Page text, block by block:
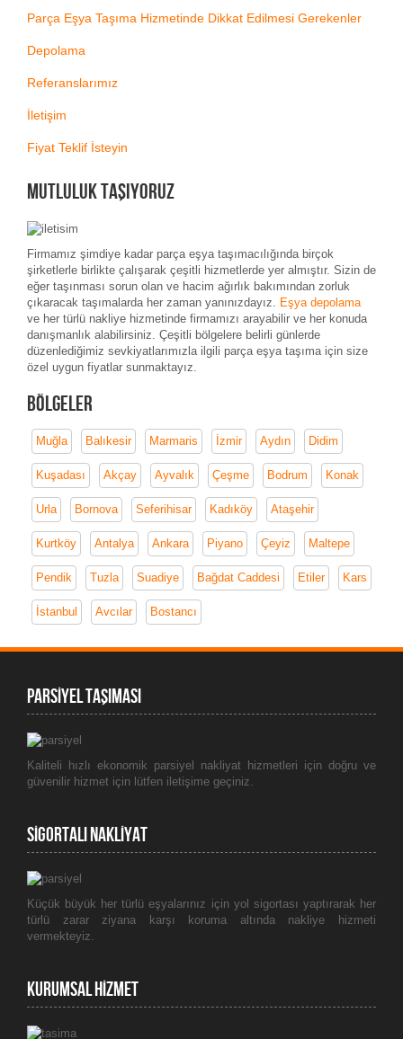
Parça Eşya Taşıma Hizmetinde Dikkat Edilmesi Gerekenler
Depolama
Referanslarımız
İletişim
Fiyat Teklif İsteyin
MUTLULUK TAŞIYORUZ
Firmamız şimdiye kadar parça eşya taşımacılığında birçok
şirketlerle birlikte çalışarak çeşitli hizmetlerde yer almıştır. Sizin de
eğer taşınması sorun olan ve hacim ağırlık bakımından zorluk
çıkaracak taşımalarda her zaman yanınızdayız. Eşya depolama
ve her türlü nakliye hizmetinde firmamızı arayabilir ve her konuda
danışmanlık alabilirsiniz. Çeşitli bölgelere belirli günlerde
düzenlediğimiz sevkiyatlarımızla ilgili parça eşya taşıma için size
özel uygun fiyatlar sunmaktayız.
Bölgeler
Muğla Balıkesir Marmaris İzmir Aydın Didim
Kuşadası Akçay Ayvalık Çeşme Bodrum Konak
Urla Bornova Seferihisar Kadıköy Ataşehir
Kurtköy Antalya Ankara Piyano Çeyiz Maltepe
Pendik Tuzla Suadiye Bağdat Caddesi Etiler Kars
İstanbul Avcılar Bostancı
PARSİYEL TAŞIMASI
Kaliteli hızlı ekonomik parsiyel nakliyat hizmetleri için doğru ve
güvenilir hizmet için lütfen iletişime geçiniz.
SİGORTALI NAKLİYAT
Küçük büyük her türlü eşyalarınız için yol sigortası yaptırarak her
türlü zarar ziyana karşı koruma altında nakliye hizmeti
vermekteyiz.
kURUMSAL HİZMET